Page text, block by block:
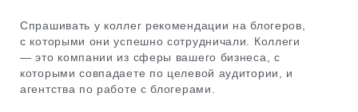
Спрашивать у коллег рекомендации на блогеров,
с которыми они успешно сотрудничали. Коллеги
— это компании из сферы вашего бизнеса, с
которыми совпадаете по целевой аудитории, и
агентства по работе с блогерами.